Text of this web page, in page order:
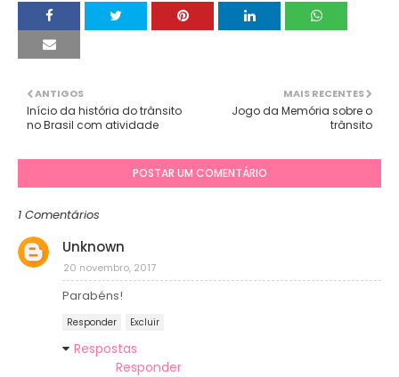
MAIS RECENTES
Jogo da Memória sobre o
trânsito
ANTIGOS
Início da história do trânsito
no Brasil com atividade
POSTAR UM COMENTÁRIO
1 Comentários
Unknown
20 novembro, 2017
Parabéns!
Responder Excluir
Respostas
Responder